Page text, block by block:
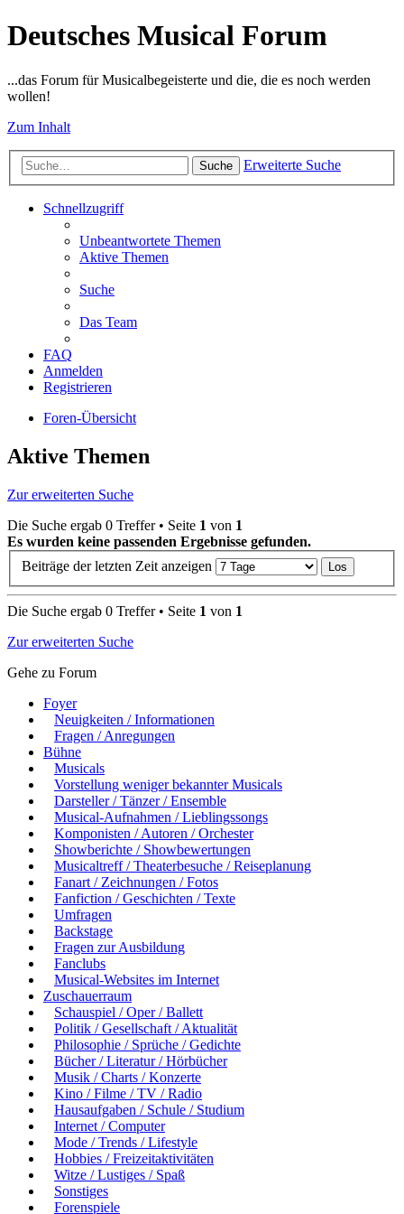
Deutsches Musical Forum
...das Forum für Musicalbegeisterte und die, die es noch werden
wollen!
Zum Inhalt
Suche Erweiterte Suche
Schnellzugriff
Unbeantwortete Themen
Aktive Themen
Suche
Das Team
FAQ
Anmelden
Registrieren
Foren-Übersicht
Aktive Themen
Zur erweiterten Suche
Die Suche ergab 0 Treffer • Seite 1 von 1
Es wurden keine passenden Ergebnisse gefunden.
Beiträge der letzten Zeit anzeigen
Die Suche ergab 0 Treffer • Seite 1 von 1
Zur erweiterten Suche
Gehe zu Forum
Foyer
Neuigkeiten / Informationen
Fragen / Anregungen
Bühne
Musicals
Vorstellung weniger bekannter Musicals
Darsteller / Tänzer / Ensemble
Musical-Aufnahmen / Lieblingssongs
Komponisten / Autoren / Orchester
Showberichte / Showbewertungen
Musicaltreff / Theaterbesuche / Reiseplanung
Fanart / Zeichnungen / Fotos
Fanfiction / Geschichten / Texte
Umfragen
Backstage
Fragen zur Ausbildung
Fanclubs
Musical-Websites im Internet
Zuschauerraum
Schauspiel / Oper / Ballett
Politik / Gesellschaft / Aktualität
Philosophie / Sprüche / Gedichte
Bücher / Literatur / Hörbücher
Musik / Charts / Konzerte
Kino / Filme / TV / Radio
Hausaufgaben / Schule / Studium
Internet / Computer
Mode / Trends / Lifestyle
Hobbies / Freizeitaktivitäten
Witze / Lustiges / Spaß
Sonstiges
Forenspiele